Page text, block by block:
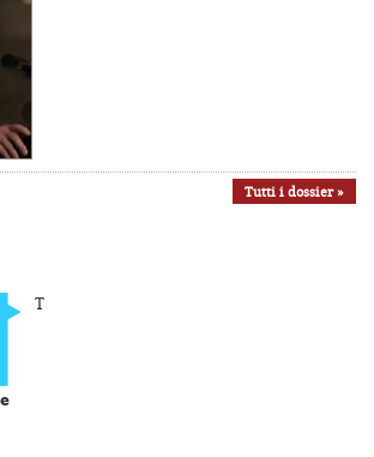
Tutti i dossier »
T